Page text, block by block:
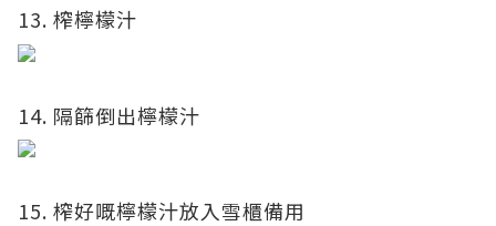
13. 榨檸檬汁
14. 隔篩倒出檸檬汁
15. 榨好嘅檸檬汁放入雪櫃備用